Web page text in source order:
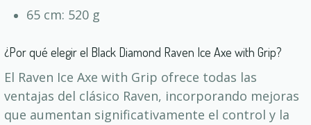
65 cm: 520 g
¿Por qué elegir el Black Diamond Raven Ice Axe with Grip?
El Raven Ice Axe with Grip ofrece todas las
ventajas del clásico Raven, incorporando mejoras
que aumentan significativamente el control y la